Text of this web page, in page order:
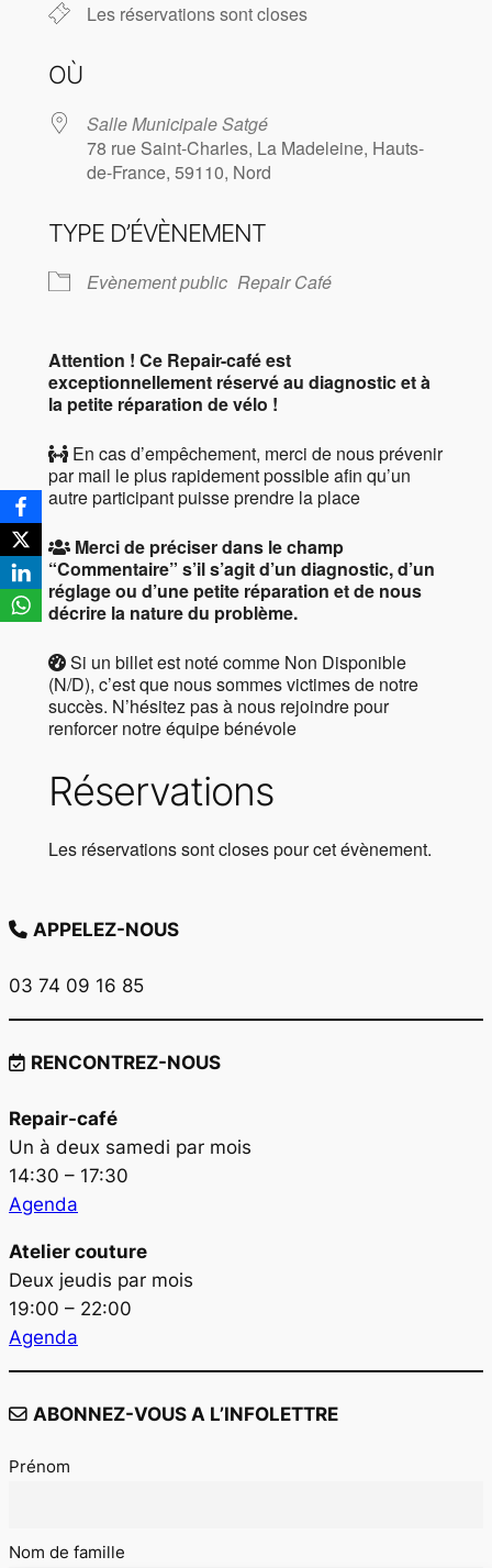
Les réservations sont closes
OÙ
Salle Municipale Satgé
78 rue Saint-Charles, La Madeleine, Hauts-
de-France, 59110, Nord
TYPE D’ÉVÈNEMENT
Evènement public Repair Café
Attention ! Ce Repair-café est
exceptionnellement réservé au diagnostic et à
la petite réparation de vélo !
En cas d’empêchement, merci de nous prévenir
par mail le plus rapidement possible afin qu’un
autre participant puisse prendre la place
Merci de préciser dans le champ
“Commentaire” s’il s’agit d’un diagnostic, d’un
réglage ou d’une petite réparation et de nous
décrire la nature du problème.
Si un billet est noté comme Non Disponible
(N/D), c’est que nous sommes victimes de notre
succès. N’hésitez pas à nous rejoindre pour
renforcer notre équipe bénévole
Réservations
Les réservations sont closes pour cet évènement.
APPELEZ-NOUS
03 74 09 16 85
RENCONTREZ-NOUS
Repair-café
Un à deux samedi par mois
14:30 – 17:30
Agenda
Atelier couture
Deux jeudis par mois
19:00 – 22:00
Agenda
ABONNEZ-VOUS A L’INFOLETTRE
Prénom
Nom de famille